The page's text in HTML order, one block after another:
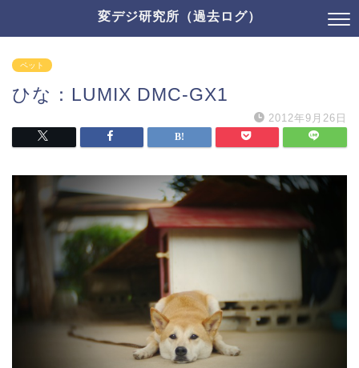
変デジ研究所（過去ログ）
ペット
ひな：LUMIX DMC-GX1
2012年9月26日